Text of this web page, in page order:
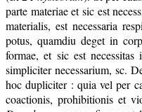
parte materiae et sic est
materialis, est necessaria
potus, quamdiu deget in
formae, et sic est necessitas
simpliciter necessarium, sc.
hoc dupliciter : quia vel per
coactionis, prohibitionis et